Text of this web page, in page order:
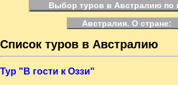
Выбор туров в Австралию по
Австралия. О стране:
Список туров в Австралию
Тур "В гости к Оззи"